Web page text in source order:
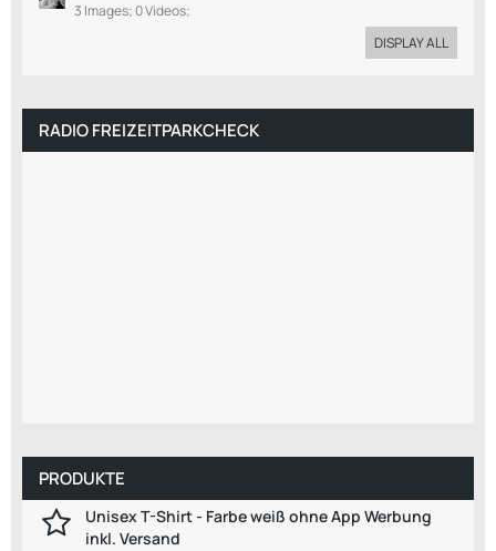
3 Images; 0 Videos;
DISPLAY ALL
RADIO FREIZEITPARKCHECK
PRODUKTE
Unisex T-Shirt - Farbe weiß ohne App Werbung
inkl. Versand